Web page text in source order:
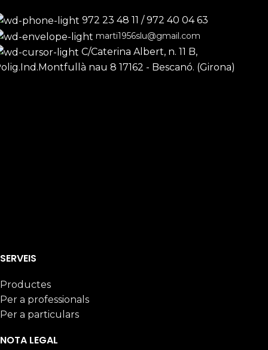
972 23 48 11 / 972 40 04 63
marti1956slu@gmail.com
C/Caterina Albert, n. 11 B,
nau 8 17162 - Bescanó. (Girona)
SERVEIS
Productes
Per a professionals
Per a particulars
NOTA LEGAL